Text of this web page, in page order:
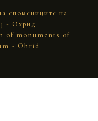
спомениците на
- Охрид
of monuments of
- Ohrid